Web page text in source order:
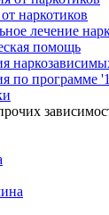
наркотиков
лечение
помощь
по программе